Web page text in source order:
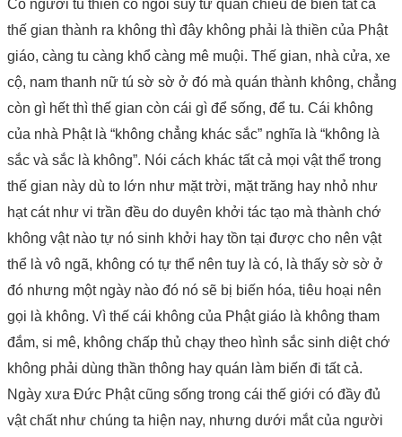
Có người tu thiền cố ngồi suy tư quán chiếu để biến tất cả
thế gian thành ra không thì đây không phải là thiền của Phật
giáo, càng tu càng khổ càng mê muội. Thế gian, nhà cửa, xe
cộ, nam thanh nữ tú sờ sờ ở đó mà quán thành không, chẳng
còn gì hết thì thế gian còn cái gì để sống, để tu. Cái không
của nhà Phật là “không chẳng khác sắc” nghĩa là “không là
sắc và sắc là không”. Nói cách khác tất cả mọi vật thể trong
thế gian này dù to lớn như mặt trời, mặt trăng hay nhỏ như
hạt cát như vi trần đều do duyên khởi tác tạo mà thành chớ
không vật nào tự nó sinh khởi hay tồn tại được cho nên vật
thể là vô ngã, không có tự thể nên tuy là có, là thấy sờ sờ ở
đó nhưng một ngày nào đó nó sẽ bị biến hóa, tiêu hoại nên
gọi là không. Vì thế cái không của Phật giáo là không tham
đắm, si mê, không chấp thủ chạy theo hình sắc sinh diệt chớ
không phải dùng thần thông hay quán làm biến đi tất cả.
Ngày xưa Đức Phật cũng sống trong cái thế giới có đầy đủ
vật chất như chúng ta hiện nay, nhưng dưới mắt của người